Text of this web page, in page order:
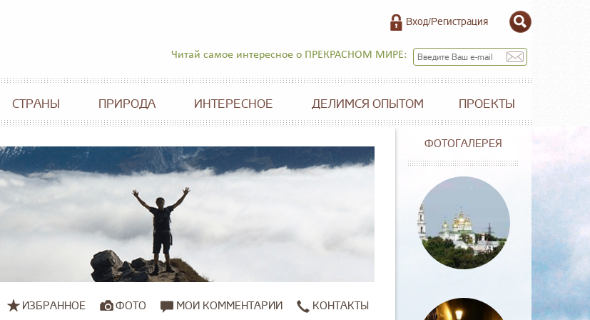
Вход/Регистрация
Читай самое интересное о ПРЕКРАСНОМ МИРЕ:
СТРАНЫ ПРИРОДА ИНТЕРЕСНОЕ ДЕЛИМСЯ ОПЫТОМ ПРОЕКТЫ
ИЗБРАННОЕ ФОТО МОИ КОММЕНТАРИИ КОНТАКТЫ
ФОТОГАЛЕРЕЯ